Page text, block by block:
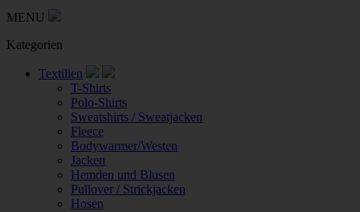
MENU
Kategorien
Textilien
T-Shirts
Polo-Shirts
Sweatshirts / Sweatjacken
Fleece
Bodywarmer/Westen
Jacken
Hemden und Blusen
Pullover / Strickjacken
Hosen